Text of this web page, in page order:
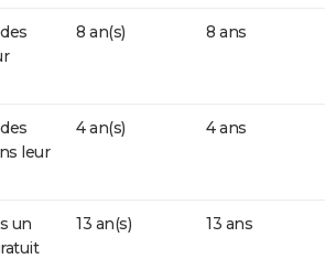
8 an(s) 8 ans
leur
4 an(s) 4 ans
un
13 an(s) 13 ans